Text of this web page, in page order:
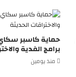
حماية كاسبر
برامج الفدية
منذ يومين